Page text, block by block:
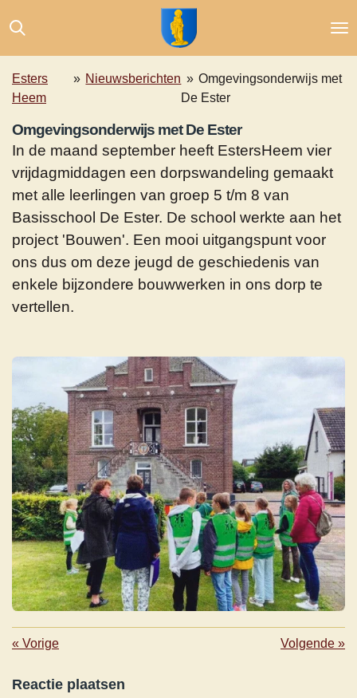
direct
naar
de
hoofdinhoud
Esters
Heem
» Nieuwsberichten » Omgevingsonderwijs met
De Ester
Omgevingsonderwijs met De Ester
In de maand september heeft EstersHeem vier
vrijdagmiddagen een dorpswandeling gemaakt
met alle leerlingen van groep 5 t/m 8 van
Basisschool De Ester. De school werkte aan het
project 'Bouwen'. Een mooi uitgangspunt voor
ons dus om deze jeugd de geschiedenis van
enkele bijzondere bouwwerken in ons dorp te
vertellen.
« Vorige Volgende »
Reactie plaatsen